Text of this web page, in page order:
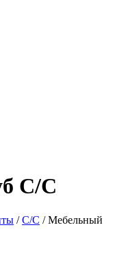
С/С
/С/С / Мебельный